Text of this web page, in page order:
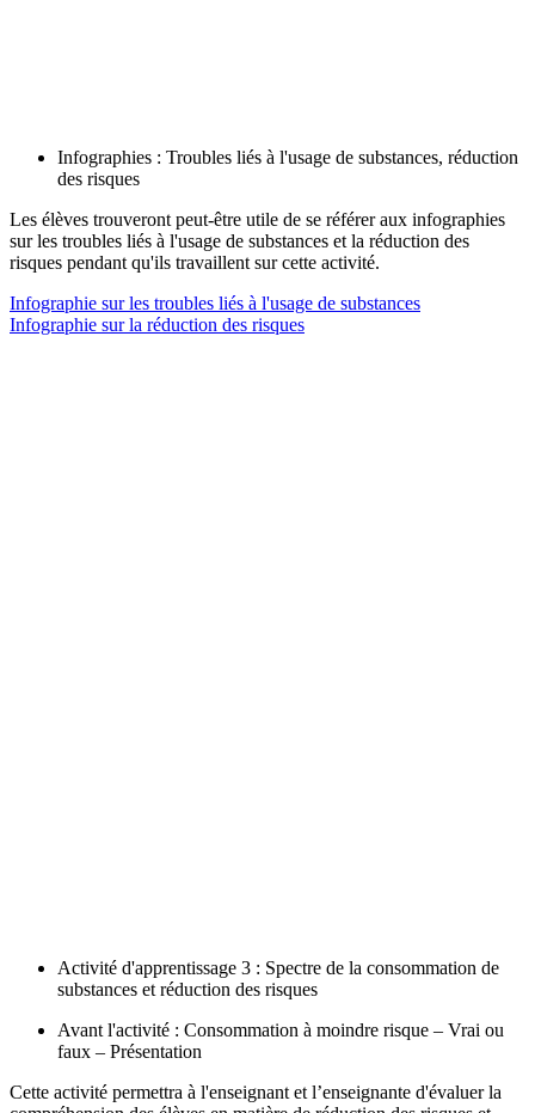
Infographies : Troubles liés à l'usage de substances, réduction
des risques
Les élèves trouveront peut-être utile de se référer aux infographies
sur les troubles liés à l'usage de substances et la réduction des
risques pendant qu'ils travaillent sur cette activité.
Infographie sur les troubles liés à l'usage de substances
Infographie sur la réduction des risques
Activité d'apprentissage 3 : Spectre de la consommation de
substances et réduction des risques
Avant l'activité : Consommation à moindre risque – Vrai ou
faux – Présentation
Cette activité permettra à l'enseignant et l’enseignante d'évaluer la